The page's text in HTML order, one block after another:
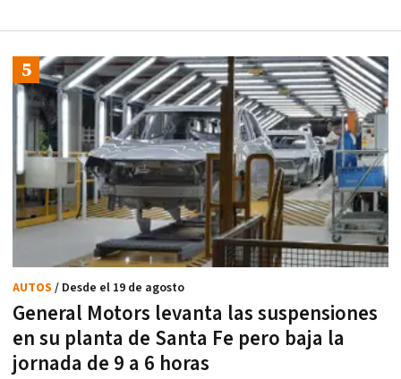
General Motors levanta las suspensiones
en su planta de Santa Fe pero baja la
jornada de 9 a 6 horas
AUTOS / Desde el 19 de agosto